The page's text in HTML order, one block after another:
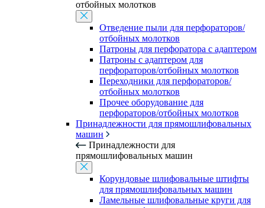
отбойных молотков
Отведение пыли для перфораторов/
отбойных молотков
Патроны для перфоратора с адаптером
Патроны с адаптером для
перфораторов/отбойных молотков
Переходники для перфораторов/
отбойных молотков
Прочее оборудование для
перфораторов/отбойных молотков
Принадлежности для прямошлифовальных
машин
Принадлежности для
прямошлифовальных машин
Корундовые шлифовальные штифты
для прямошлифовальных машин
Ламельные шлифовальные круги для